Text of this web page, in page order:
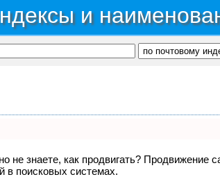
и
не знаете, как продвигать?
в поисковых системах.